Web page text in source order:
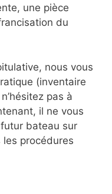
une pièce
du
nous vous
(inventaire
pas à
il ne vous
bateau sur
les procédures